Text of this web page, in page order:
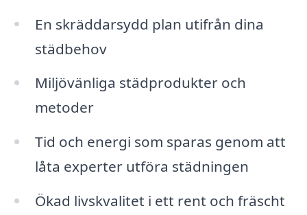
En skräddarsydd plan utifrån dina
städbehov
Miljövänliga städprodukter och
metoder
Tid och energi som sparas genom att
låta experter utföra städningen
Ökad livskvalitet i ett rent och fräscht